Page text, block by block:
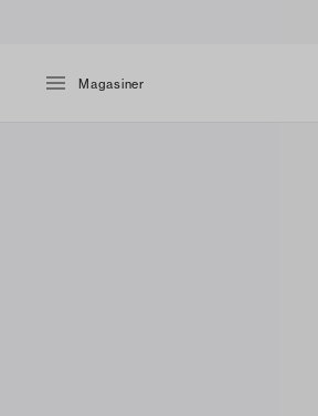
Magasiner